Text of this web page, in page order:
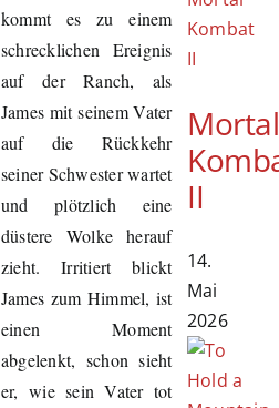
kommt es zu einem
schrecklichen Ereignis
auf der Ranch, als
James mit seinem Vater
auf die Rückkehr
seiner Schwester wartet
und plötzlich eine
düstere Wolke herauf
zieht. Irritiert blickt
James zum Himmel, ist
einen Moment
abgelenkt, schon sieht
er, wie sein Vater tot
Mortal
II
14.
Mai
2026